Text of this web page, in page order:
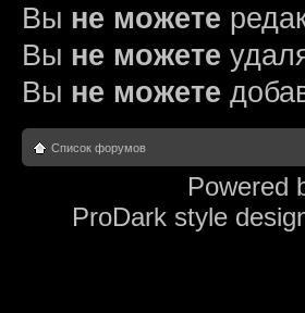
Вы не можете
Вы не можете
Вы не можете
Список форумов
Powered
ProDark style